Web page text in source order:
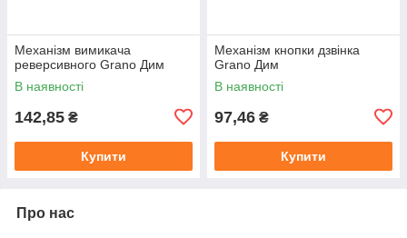
Механізм вимикача
реверсивного Grano Дим
В наявності
142,85 ₴
Купити
Механізм кнопки дзвінка
Grano Дим
В наявності
97,46 ₴
Купити
Про нас